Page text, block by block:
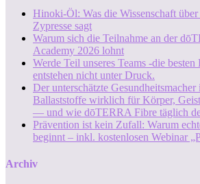
Hinoki-Öl: Was die Wissenschaft
Zypresse sagt
Warum sich die Teilnahme an der
Academy 2026 lohnt
Werde Teil unseres Teams -die besten
entstehen nicht unter Druck.
Der unterschätzte
Ballaststoffe wirklich für Körper,
— und wie dōTERRA Fibre täglich
Prävention ist kein Zufall: Warum
beginnt – inkl. kostenlosen Webinar
Archiv